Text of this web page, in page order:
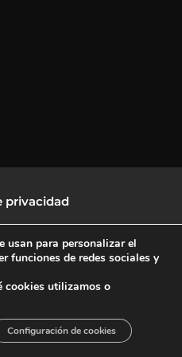
privacidad
de datos
L
i
n
I
n
s
CulturalTV
usan para personalizar el
funciones de redes sociales y
cookies utilizamos o
Configuración de cookies